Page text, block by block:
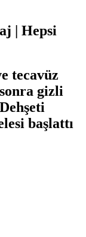
| Hepsi
tecavüz
gizli
başlattı